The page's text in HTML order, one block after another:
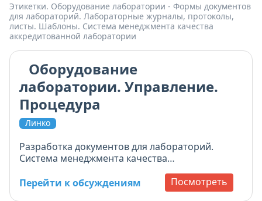
Этикетки. Оборудование лаборатории - Формы документов
для лабораторий. Лабораторные журналы, протоколы,
листы. Шаблоны. Система менеджмента качества
аккредитованной лаборатории
Оборудование
лаборатории. Управление.
Процедура
Линко
Разработка документов для лабораторий.
Система менеджмента качества
лаборатории. Процедуры, инструкции,
Перейти к обсуждениям Посмотреть